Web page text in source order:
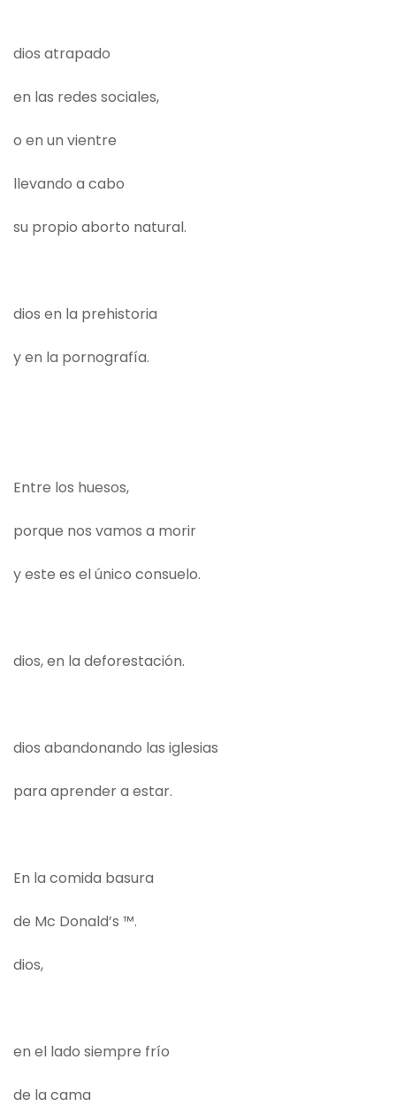
dios atrapado
en las redes sociales,
o en un vientre
llevando a cabo
su propio aborto natural.
dios en la prehistoria
y en la pornografía.
Entre los huesos,
porque nos vamos a morir
y este es el único consuelo.
dios, en la deforestación.
dios abandonando las iglesias
para aprender a estar.
En la comida basura
de Mc Donald’s ™.
dios,
en el lado siempre frío
de la cama